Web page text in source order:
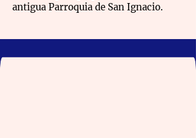
antigua Parroquia de San Ignacio.